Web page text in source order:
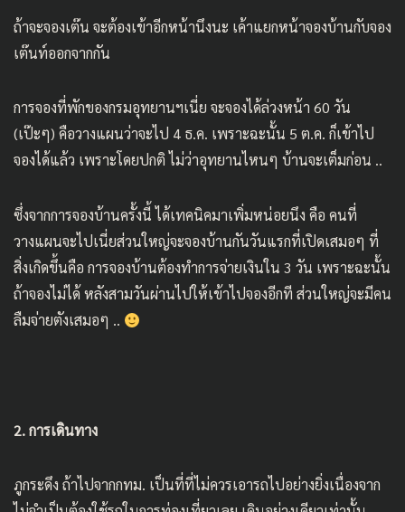
ถ้าจะจองเต๊น จะต้องเข้าอีกหน้านึงนะ เค้าแยกหน้าจองบ้านกับจอง
เต๊นท์ออกจากกัน
การจองที่พักของกรมอุทยานฯเนี่ย จะจองได้ล่วงหน้า 60 วัน
(เป๊ะๆ) คือวางแผนว่าจะไป 4 ธ.ค. เพราะฉะนั้น 5 ต.ค. ก็เข้าไป
จองได้แล้ว เพราะโดยปกติ ไม่ว่าอุทยานไหนๆ บ้านจะเต็มก่อน ..
ซึ่งจากการจองบ้านครั้งนี้ ได้เทคนิคมาเพิ่มหน่อยนึง คือ คนที่
วางแผนจะไปเนี่ยส่วนใหญ่จะจองบ้านกันวันแรกที่เปิดเสมอๆ ที่
สิ่งเกิดขึ้นคือ การจองบ้านต้องทำการจ่ายเงินใน 3 วัน เพราะฉะนั้น
ถ้าจองไม่ได้ หลังสามวันผ่านไปให้เข้าไปจองอีกที ส่วนใหญ่จะมีคน
ลืมจ่ายตังเสมอๆ ..
2. การเดินทาง
ภูกระดึง ถ้าไปจากกทม. เป็นที่ที่ไม่ควรเอารถไปอย่างยิ่งเนื่องจาก